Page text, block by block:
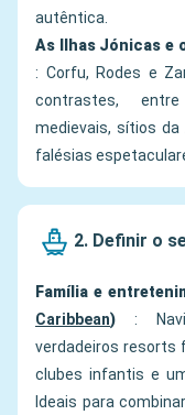
autêntica.
As Ilhas Jónicas e
: Corfu, Rodes e
contrastes,
medievais, sítios da
falésias
2. Definir o
Família e
Caribbean) :
verdadeiros resorts
clubes infantis e
Ideais para